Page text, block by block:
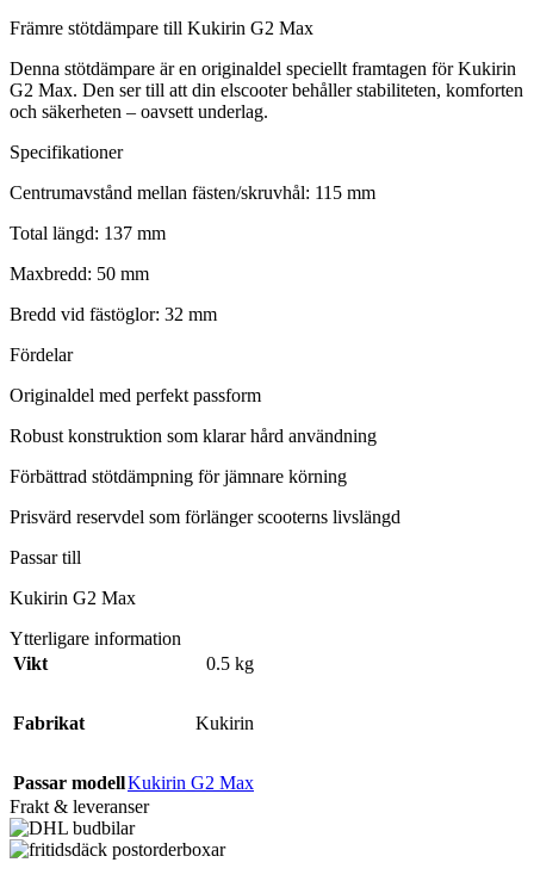
Främre stötdämpare till Kukirin G2 Max
Denna stötdämpare är en originaldel speciellt framtagen för Kukirin
G2 Max. Den ser till att din elscooter behåller stabiliteten, komforten
och säkerheten – oavsett underlag.
Specifikationer
Centrumavstånd mellan fästen/skruvhål: 115 mm
Total längd: 137 mm
Maxbredd: 50 mm
Bredd vid fästöglor: 32 mm
Fördelar
Originaldel med perfekt passform
Robust konstruktion som klarar hård användning
Förbättrad stötdämpning för jämnare körning
Prisvärd reservdel som förlänger scooterns livslängd
Passar till
Kukirin G2 Max
Ytterligare information
Vikt
0.5 kg
Fabrikat Kukirin
Passar modellKukirin G2 Max
Frakt & leveranser